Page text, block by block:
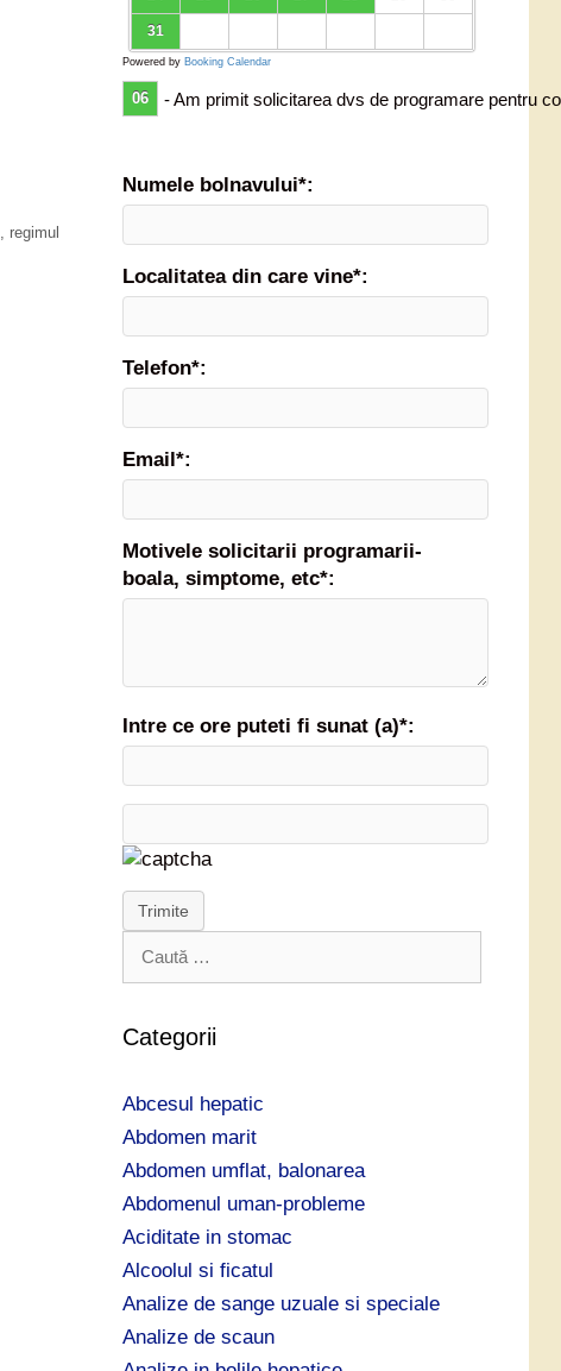
regimul
31
Powered by Booking Calendar
06 - Am primit solicitarea dvs de programare pentru
Numele bolnavului*:
Localitatea din care vine*:
Telefon*:
Email*:
Motivele solicitarii programarii-
boala, simptome, etc*:
Intre ce ore puteti fi sunat (a)*:
Trimite
t
u
p
ă
:
Categorii
Abcesul hepatic
Abdomen marit
Abdomen umflat, balonarea
Abdomenul uman-probleme
Aciditate in stomac
Alcoolul si ficatul
Analize de sange uzuale si speciale
Analize de scaun